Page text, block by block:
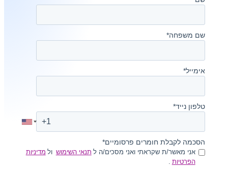
משפחה*
*
לקבלת חומרים פרסומיים *
אני מאשר/ת שקראתי ואני מסכים/ה ל תנאי השימוש ול מדיניות